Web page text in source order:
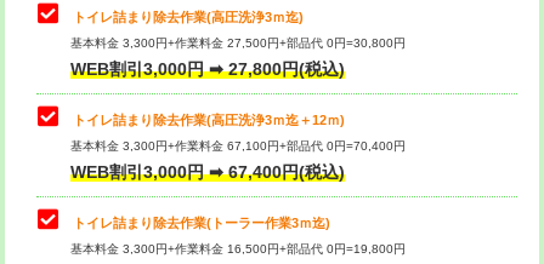
トイレ詰まり除去作業(高圧洗浄3ｍ迄)
基本料金 3,300円+作業料金 27,500円+部品代 0円=30,800円
WEB割引3,000円 ➡ 27,800円(税込)
トイレ詰まり除去作業(高圧洗浄3ｍ迄＋12ｍ)
基本料金 3,300円+作業料金 67,100円+部品代 0円=70,400円
WEB割引3,000円 ➡ 67,400円(税込)
トイレ詰まり除去作業(トーラー作業3ｍ迄)
基本料金 3,300円+作業料金 16,500円+部品代 0円=19,800円